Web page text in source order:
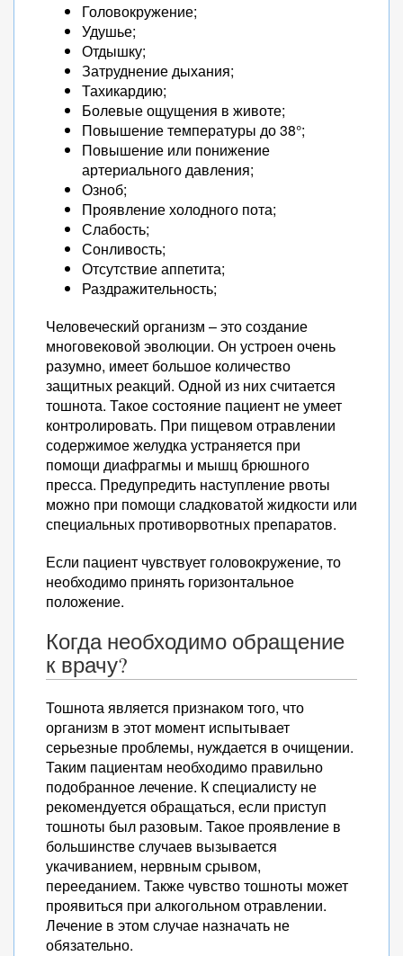
Головокружение;
Удушье;
Отдышку;
Затруднение дыхания;
Тахикардию;
Болевые ощущения в животе;
Повышение температуры до 38°;
Повышение или понижение
артериального давления;
Озноб;
Проявление холодного пота;
Слабость;
Сонливость;
Отсутствие аппетита;
Раздражительность;
Человеческий организм – это создание
многовековой эволюции. Он устроен очень
разумно, имеет большое количество
защитных реакций. Одной из них считается
тошнота. Такое состояние пациент не умеет
контролировать. При пищевом отравлении
содержимое желудка устраняется при
помощи диафрагмы и мышц брюшного
пресса. Предупредить наступление рвоты
можно при помощи сладковатой жидкости или
специальных противорвотных препаратов.
Если пациент чувствует головокружение, то
необходимо принять горизонтальное
положение.
Когда необходимо обращение
к врачу?
Тошнота является признаком того, что
организм в этот момент испытывает
серьезные проблемы, нуждается в очищении.
Таким пациентам необходимо правильно
подобранное лечение. К специалисту не
рекомендуется обращаться, если приступ
тошноты был разовым. Такое проявление в
большинстве случаев вызывается
укачиванием, нервным срывом,
перееданием. Также чувство тошноты может
проявиться при алкогольном отравлении.
Лечение в этом случае назначать не
обязательно.